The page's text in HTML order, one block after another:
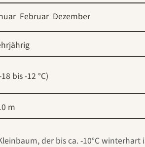
Februar Dezember
bis -12 °C)
m
der bis ca. -10°C